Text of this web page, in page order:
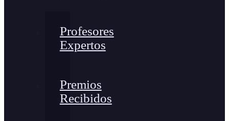
Profesores
Expertos
Premios
Recibidos